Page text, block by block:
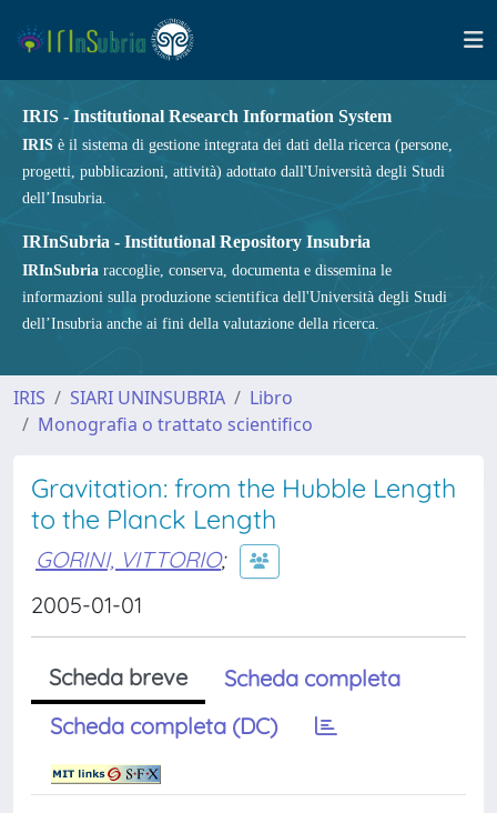
IRIS - Institutional Research Information System
IRIS è il sistema di gestione integrata dei dati della ricerca (persone,
progetti, pubblicazioni, attività) adottato dall'Università degli Studi
dell’Insubria.
IRInSubria - Institutional Repository Insubria
IRInSubria raccoglie, conserva, documenta e dissemina le
informazioni sulla produzione scientifica dell'Università degli Studi
dell’Insubria anche ai fini della valutazione della ricerca.
IRIS SIARI UNINSUBRIA
Libro
Monografia o trattato scientifico
Gravitation: from the Hubble Length
to the Planck Length
GORINI, VITTORIO;
2005-01-01
Scheda breve
Scheda completa
Scheda completa (DC)